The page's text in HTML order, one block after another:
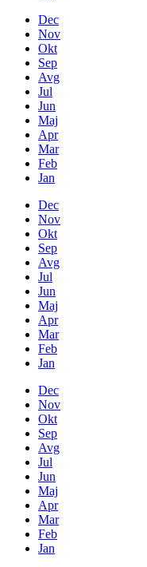
Dec
Nov
Okt
Sep
Avg
Jul
Jun
Maj
Apr
Mar
Feb
Jan
Dec
Nov
Okt
Sep
Avg
Jul
Jun
Maj
Apr
Mar
Feb
Jan
Dec
Nov
Okt
Sep
Avg
Jul
Jun
Maj
Apr
Mar
Feb
Jan